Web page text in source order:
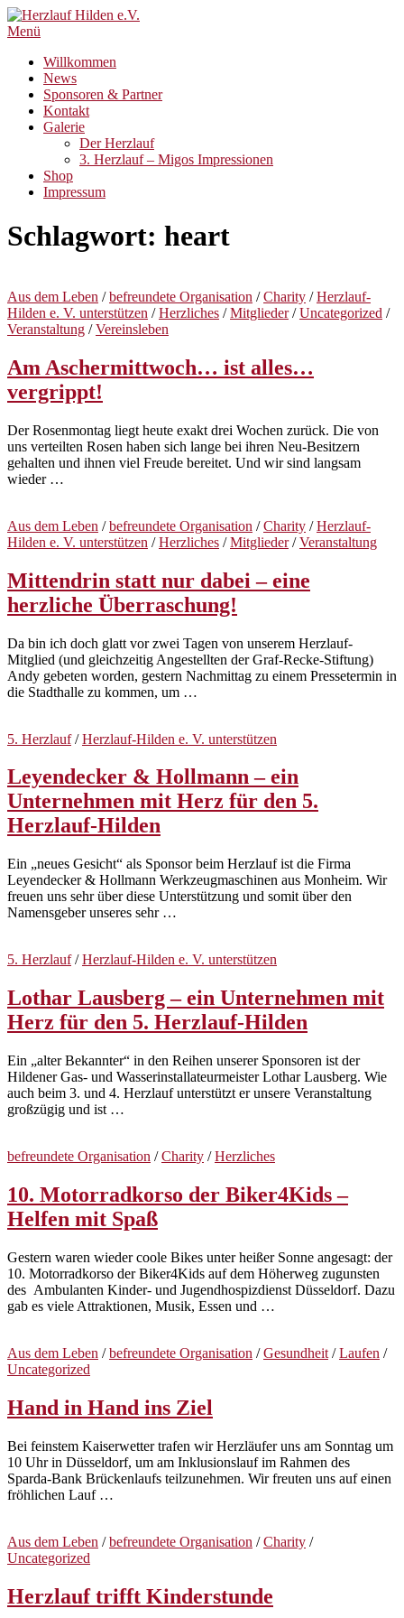
Zum
Inhalt
Menü
Willkommen
News
Sponsoren & Partner
Kontakt
Galerie
Der Herzlauf
3. Herzlauf – Migos Impressionen
Shop
Impressum
Schlagwort: heart
Aus dem Leben /befreundete Organisation /Charity /Herzlauf-
Hilden e. V. unterstützen /Herzliches /Mitglieder/Uncategorized /
Veranstaltung /Vereinsleben
Am Aschermittwoch… ist alles…
vergrippt!
Der Rosenmontag liegt heute exakt drei Wochen zurück. Die von
uns verteilten Rosen haben sich lange bei ihren Neu-Besitzern
gehalten und ihnen viel Freude bereitet. Und wir sind langsam
wieder …
Aus dem Leben /befreundete Organisation /Charity /Herzlauf-
Hilden e. V. unterstützen /Herzliches /Mitglieder/Veranstaltung
Mittendrin statt nur dabei – eine
herzliche Überraschung!
Da bin ich doch glatt vor zwei Tagen von unserem Herzlauf-
Mitglied (und gleichzeitig Angestellten der Graf-Recke-Stiftung)
Andy gebeten worden, gestern Nachmittag zu einem Pressetermin in
die Stadthalle zu kommen, um …
5. Herzlauf/Herzlauf-Hilden e. V. unterstützen
Leyendecker & Hollmann – ein
Unternehmen mit Herz für den 5.
Herzlauf-Hilden
Ein „neues Gesicht“ als Sponsor beim Herzlauf ist die Firma
Leyendecker & Hollmann Werkzeugmaschinen aus Monheim. Wir
freuen uns sehr über diese Unterstützung und somit über den
Namensgeber unseres sehr …
5. Herzlauf/Herzlauf-Hilden e. V. unterstützen
Lothar Lausberg – ein Unternehmen mit
Herz für den 5. Herzlauf-Hilden
Ein „alter Bekannter“ in den Reihen unserer Sponsoren ist der
Hildener Gas- und Wasserinstallateurmeister Lothar Lausberg. Wie
auch beim 3. und 4. Herzlauf unterstützt er unsere Veranstaltung
großzügig und ist …
befreundete Organisation /Charity /Herzliches
10. Motorradkorso der Biker4Kids –
Helfen mit Spaß
Gestern waren wieder coole Bikes unter heißer Sonne angesagt: der
10. Motorradkorso der Biker4Kids auf dem Höherweg zugunsten
des Ambulanten Kinder- und Jugendhospizdienst Düsseldorf. Dazu
gab es viele Attraktionen, Musik, Essen und …
Aus dem Leben /befreundete Organisation /Gesundheit /Laufen /
Uncategorized
Hand in Hand ins Ziel
Bei feinstem Kaiserwetter trafen wir Herzläufer uns am Sonntag um
10 Uhr in Düsseldorf, um am Inklusionslauf im Rahmen des
Sparda-Bank Brückenlaufs teilzunehmen. Wir freuten uns auf einen
fröhlichen Lauf …
Aus dem Leben /befreundete Organisation /Charity /
Uncategorized
Herzlauf trifft Kinderstunde